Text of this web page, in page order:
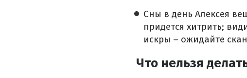
Сны в день Алексея
придется хитрить;
искры – ожидайте
Что нельзя